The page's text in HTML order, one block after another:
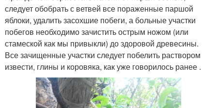
следует обобрать с ветвей все пораженные паршой
яблоки, удалить засохшие побеги, а больные участки
побегов необходимо зачистить острым ножом (или
стамеской как мы привыкли) до здоровой древесины.
Все зачищенные участки следует побелить раствором
извести, глины и коровяка, как уже говорилось ранее .